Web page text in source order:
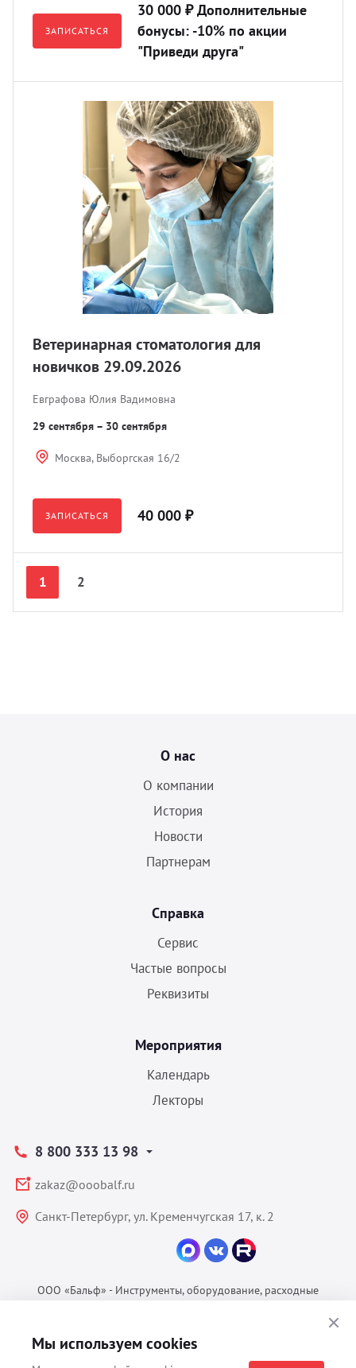
ЗАПИСАТЬСЯ
30 000 ₽ Дополнительные
бонусы: -10% по акции
"Приведи друга"
Ветеринарная стоматология для
новичков 29.09.2026
Евграфова Юлия Вадимовна
29 сентября – 30 сентября
Москва, Выборгская 16/2
ЗАПИСАТЬСЯ 40 000 ₽
1 2
О нас
О компании
История
Новости
Партнерам
Справка
Сервис
Частые вопросы
Реквизиты
Мероприятия
Календарь
Лекторы
8 800 333 13 98
zakaz@ooobalf.ru
Санкт-Петербург, ул. Кременчугская 17, к. 2
ООО «Бальф» - Инструменты, оборудование, расходные
Политика конфиденциальности
Согласие на обработку ПДн
Мы используем cookies